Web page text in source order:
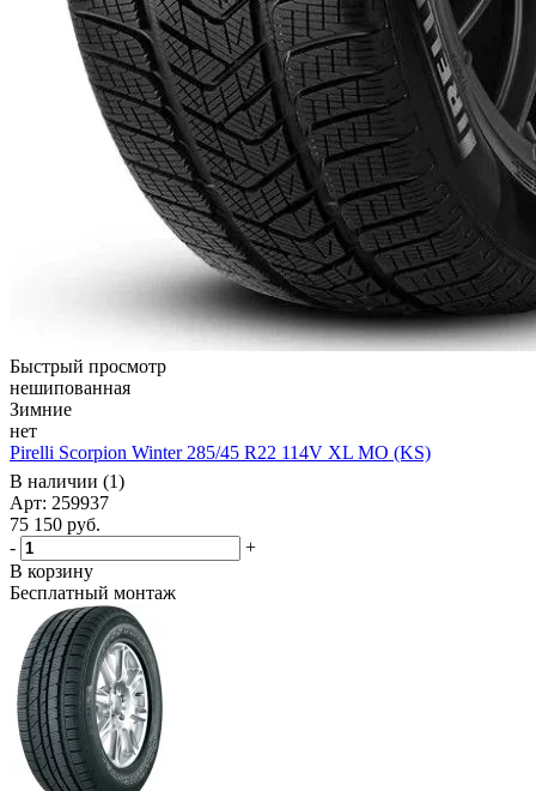
Быстрый просмотр
нешипованная
Зимние
нет
Pirelli Scorpion Winter 285/45 R22 114V XL MO (KS)
В наличии (1)
Арт: 259937
75 150 руб.
-
+
В корзину
Бесплатный монтаж